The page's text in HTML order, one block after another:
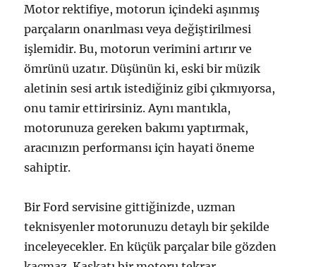
Motor rektifiye, motorun içindeki aşınmış
parçaların onarılması veya değiştirilmesi
işlemidir. Bu, motorun verimini artırır ve
ömrünü uzatır. Düşünün ki, eski bir müzik
aletinin sesi artık istediğiniz gibi çıkmıyorsa,
onu tamir ettirirsiniz. Aynı mantıkla,
motorunuza gereken bakımı yaptırmak,
aracınızın performansı için hayati öneme
sahiptir.
Bir Ford servisine gittiğinizde, uzman
teknisyenler motorunuzu detaylı bir şekilde
inceleyecekler. En küçük parçalar bile gözden